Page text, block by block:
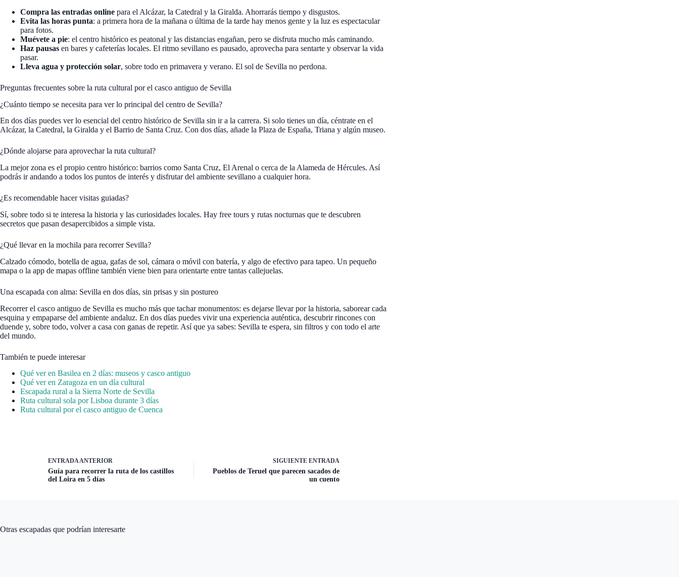
Compra las entradas online para el Alcázar, la Catedral y la Giralda. Ahorrarás tiempo y disgustos.
Evita las horas punta: a primera hora de la mañana o última de la tarde hay menos gente y la luz es espectacular
para fotos.
Muévete a pie: el centro histórico es peatonal y las distancias engañan, pero se disfruta mucho más caminando.
Haz pausas en bares y cafeterías locales. El ritmo sevillano es pausado, aprovecha para sentarte y observar la vida
pasar.
Lleva agua y protección solar, sobre todo en primavera y verano. El sol de Sevilla no perdona.
Preguntas frecuentes sobre la ruta cultural por el casco antiguo de Sevilla
¿Cuánto tiempo se necesita para ver lo principal del centro de Sevilla?
En dos días puedes ver lo esencial del centro histórico de Sevilla sin ir a la carrera. Si solo tienes un día, céntrate en el
Alcázar, la Catedral, la Giralda y el Barrio de Santa Cruz. Con dos días, añade la Plaza de España, Triana y algún museo.
¿Dónde alojarse para aprovechar la ruta cultural?
La mejor zona es el propio centro histórico: barrios como Santa Cruz, El Arenal o cerca de la Alameda de Hércules. Así
podrás ir andando a todos los puntos de interés y disfrutar del ambiente sevillano a cualquier hora.
¿Es recomendable hacer visitas guiadas?
Sí, sobre todo si te interesa la historia y las curiosidades locales. Hay free tours y rutas nocturnas que te descubren
secretos que pasan desapercibidos a simple vista.
¿Qué llevar en la mochila para recorrer Sevilla?
Calzado cómodo, botella de agua, gafas de sol, cámara o móvil con batería, y algo de efectivo para tapeo. Un pequeño
mapa o la app de mapas offline también viene bien para orientarte entre tantas callejuelas.
Una escapada con alma: Sevilla en dos días, sin prisas y sin postureo
Recorrer el casco antiguo de Sevilla es mucho más que tachar monumentos: es dejarse llevar por la historia, saborear cada
esquina y empaparse del ambiente andaluz. En dos días puedes vivir una experiencia auténtica, descubrir rincones con
duende y, sobre todo, volver a casa con ganas de repetir. Así que ya sabes: Sevilla te espera, sin filtros y con todo el arte
del mundo.
También te puede interesar
Qué ver en Basilea en 2 días: museos y casco antiguo
Qué ver en Zaragoza en un día cultural
Escapada rural a la Sierra Norte de Sevilla
Ruta cultural sola por Lisboa durante 3 días
Ruta cultural por el casco antiguo de Cuenca
ENTRADA ANTERIOR
Guía para recorrer la ruta de los castillos
del Loira en 5 días
SIGUIENTE ENTRADA
Pueblos de Teruel que parecen sacados de
un cuento
Otras escapadas que podrían interesarte